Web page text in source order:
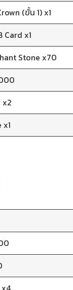
(ขั้น 1) x1
Card x1
Stone x70
x2